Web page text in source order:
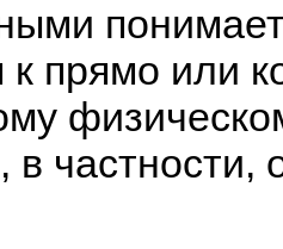
к прямо или
частности,